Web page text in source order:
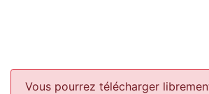
Vous pourrez télécharger